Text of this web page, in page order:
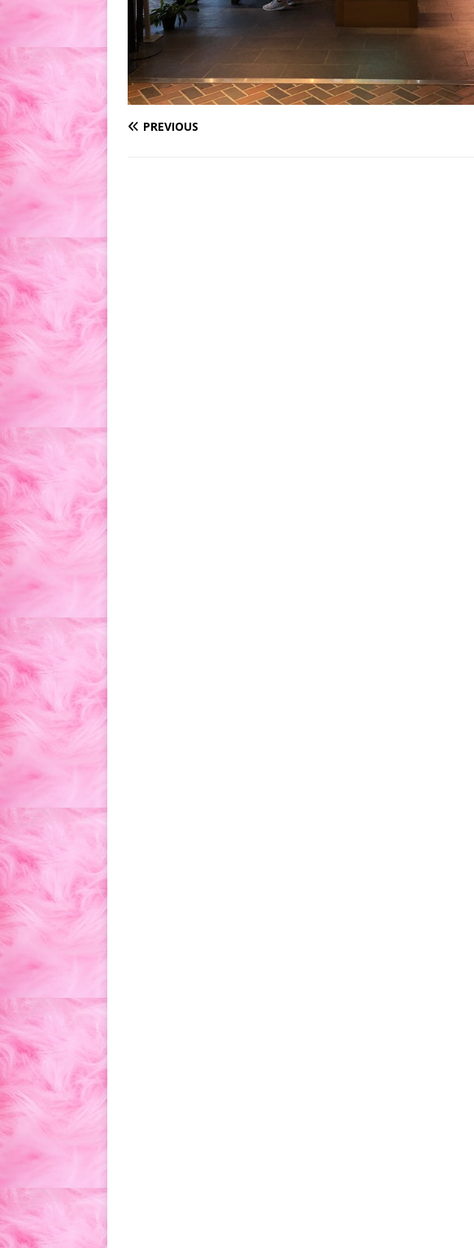
PREVIOUS